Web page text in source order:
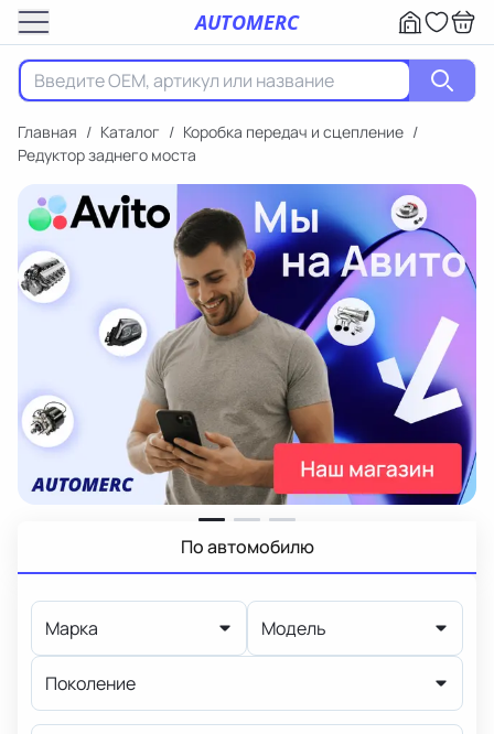
AUTOMERC
Главная / Каталог / Коробка передач и сцепление /
Редуктор заднего моста
По автомобилю
Марка Модель
Поколение